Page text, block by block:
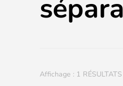
Affichage : 1 RÉSULTATS